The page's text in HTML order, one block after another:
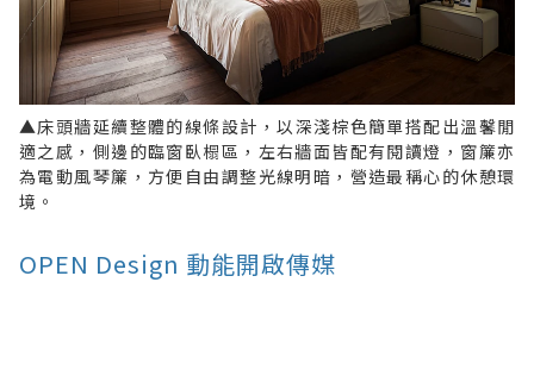
▲床頭牆延續整體的線條設計，以深淺棕色簡單搭配出溫馨閒
適之感，側邊的臨窗臥榻區，左右牆面皆配有閱讀燈，窗簾亦
為電動風琴簾，方便自由調整光線明暗，營造最稱心的休憩環
境。
OPEN Design 動能開啟傳媒